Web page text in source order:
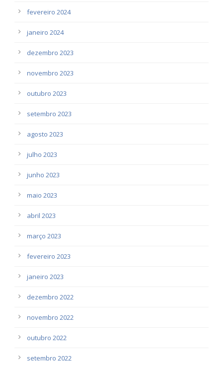
fevereiro 2024
janeiro 2024
dezembro 2023
novembro 2023
outubro 2023
setembro 2023
agosto 2023
julho 2023
junho 2023
maio 2023
abril 2023
março 2023
fevereiro 2023
janeiro 2023
dezembro 2022
novembro 2022
outubro 2022
setembro 2022